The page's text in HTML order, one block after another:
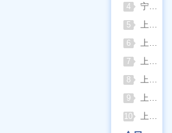
4 宁波久兴JSM系列手提式压力蒸汽灭菌器：安全高效的实验室灭菌利器
5 上海浦春JY系列静水力学天平：工程与科研领域的精准密度测试利器
6 上海申光WYA-2S数字阿贝折射仪与低温恒温槽组合应用方案
7 上海一恒生化培养箱科学选型指南
8 上海彼爱姆荧光显微镜在多领域样品荧光成像中的应用与工艺优化
9 上海仪电（上分）紫外可见分光光度计如何选型
10 上海博迅果蝇培养箱核心特点